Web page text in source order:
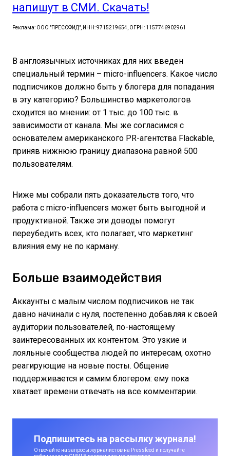
напишут в СМИ. Скачать!
Реклама: ООО "ПРЕССФИД", ИНН: 9715219654, ОГРН: 1157746902961
В англоязычных источниках для них введен
специальный термин – micro-influencers. Какое число
подписчиков должно быть у блогера для попадания
в эту категорию? Большинство маркетологов
сходится во мнении: от 1 тыс. до 100 тыс. в
зависимости от канала. Мы же согласимся с
основателем американского PR-агентства Flackable,
приняв нижнюю границу диапазона равной 500
пользователям.
Ниже мы собрали пять доказательств того, что
работа с micro-influencers может быть выгодной и
продуктивной. Также эти доводы помогут
переубедить всех, кто полагает, что маркетинг
влияния ему не по карману.
Больше взаимодействия
Аккаунты с малым числом подписчиков не так
давно начинали с нуля, постепенно добавляя к своей
аудитории пользователей, по-настоящему
заинтересованных их контентом. Это узкие и
лояльные сообщества людей по интересам, охотно
реагирующие на новые посты. Общение
поддерживается и самим блогером: ему пока
хватает времени отвечать на все комментарии.
Подпишитесь на рассылку журнала!
Отвечайте на запросы журналистов на Pressfeed и получайте